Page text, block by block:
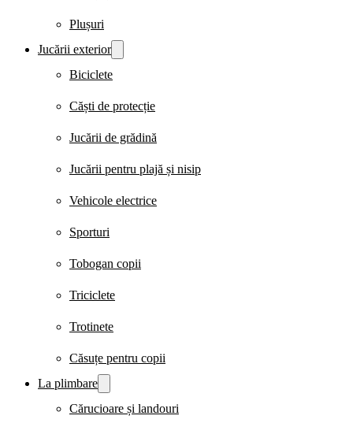
Plușuri
Jucării exterior
Biciclete
Căști de protecție
Jucării de grădină
Jucării pentru plajă și nisip
Vehicole electrice
Sporturi
Tobogan copii
Triciclete
Trotinete
Căsuțe pentru copii
La plimbare
Cărucioare și landouri